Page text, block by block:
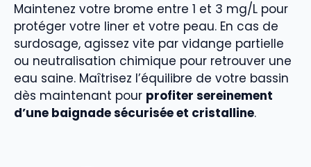
Maintenez votre brome entre 1 et 3 mg/L pour
protéger votre liner et votre peau. En cas de
surdosage, agissez vite par vidange partielle
ou neutralisation chimique pour retrouver une
eau saine. Maîtrisez l’équilibre de votre bassin
dès maintenant pour profiter sereinement
d’une baignade sécurisée et cristalline.